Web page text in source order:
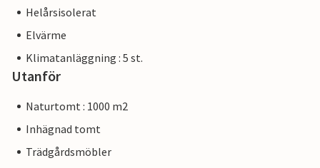
Helårsisolerat
Elvärme
Klimatanläggning : 5 st.
Utanför
Naturtomt : 1000 m2
Inhägnad tomt
Trädgårdsmöbler